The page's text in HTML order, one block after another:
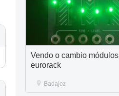
Vendo o cambio módulos
eurorack
Badajoz